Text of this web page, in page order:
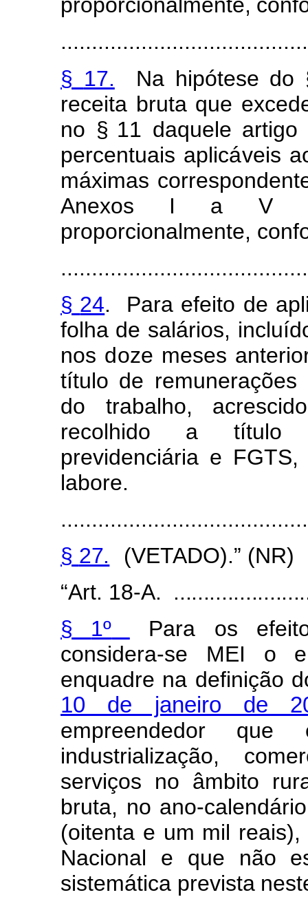
proporcionalmente, conf
§ 17. Na hipótese do
receita bruta que
no § 11 daquele artigo
percentuais aplicáveis
máximas corresponde
Anexos
I a
V
proporcionalmente, conf
§ 24. Para efeito de
folha de salários, incluíd
nos doze meses
título de remunerações
do
trabalho, acresc
recolhido
a título
previdenciária e FGTS,
labore.
§ 27.
(VETADO).” (NR)
“Art. 18-A.
§
1º Para os ef
considera-se MEI
o
enquadre na definição
10 de janeiro de 2
empreendedor que
industrialização, com
serviços no âmbito
bruta, no ano-calendário
(oitenta e um mil reais),
Nacional e
que não
sistemática prevista